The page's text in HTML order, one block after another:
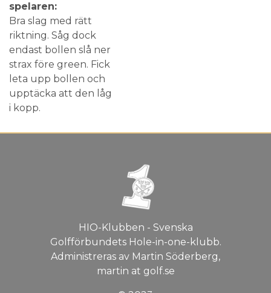
spelaren:
Bra slag med rätt
riktning. Såg dock
endast bollen slå ner
strax före green. Fick
leta upp bollen och
upptäcka att den låg
i kopp.
HIO-Klubben - Svenska
Golfförbundets Hole-in-one-klubb.
Administreras av Martin Söderberg,
martin at golf.se